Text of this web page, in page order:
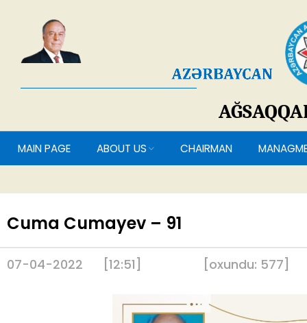
MAIN PAGE ABOUT US CHAIRMAN
Cuma Cumayev – 91
07-04-2022 [12:51] oxundu: 577